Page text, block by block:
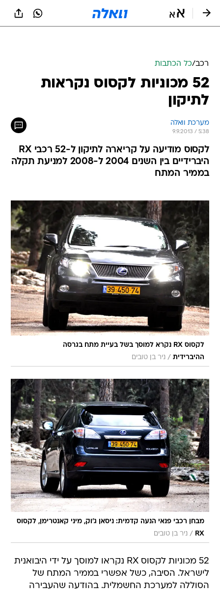
רכב/כל הכתבות
52 מכוניות לקסוס נקראות
לתיקון
מערכת וואלה
9.9.2013 / 5:38
לקסוס מודיעה על קריארה לתיקון ל-52 רכבי RX
היברידיים בין השנים 2004 ל-2008 למניעת תקלה
בממיר המתח
לקסוס RX נקרא למוסך בשל בעיית מתח בגרסה
ההיברידית / ניר בן טובים
מבחן רכבי פנאי הנעה קדמית: ניסאן ג'וק, מיני קאנטרימן, לקסוס
RX
/ ניר בן טובים
52 מכוניות לקסוס RX נקראו למוסך על ידי היבואנית
לישראל. הסיבה, כשל אפשרי בממיר המתח של
הסוללה למערכת החשמלית. בהודעה שהעבירה